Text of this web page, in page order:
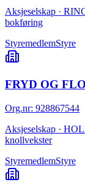
Aksjeselskap ·
bokføring
StyremedlemStyre
FRYD OG
Org.nr: 928867544
Aksjeselskap ·
knollvekster
StyremedlemStyre